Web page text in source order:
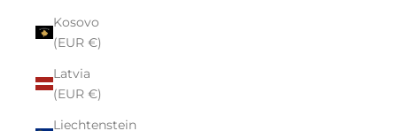
Kosovo
(EUR €)
Latvia
(EUR €)
Liechtenstein